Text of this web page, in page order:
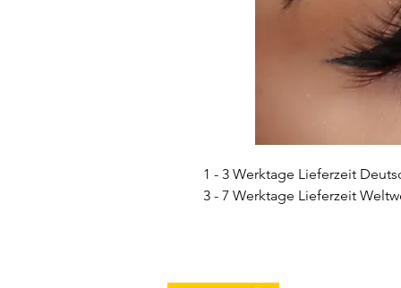
1 - 3 Werktage Lieferzeit
3 - 7 Werktage Lieferzeit
Konsistenz:Weich